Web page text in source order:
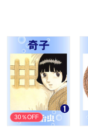
30％OFF